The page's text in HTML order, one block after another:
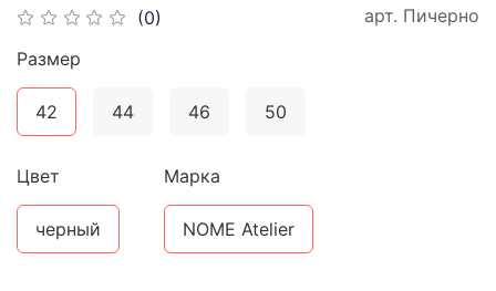
(0) арт. Пичерно
Размер
42 44 46 50
Цвет
черный
Марка
NOME Atelier